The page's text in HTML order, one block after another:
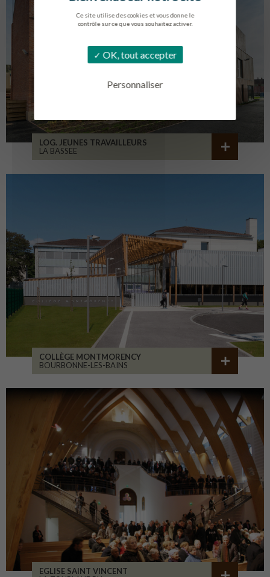
Ce site utilise des cookies et vous donne le
contrôle sur ce que vous souhaitez activer.
OK, tout accepter
Personnaliser
LOG. JEUNES TRAVAILLEURS
LA BASSEE
COLLÈGE MONTMORENCY
BOURBONNE-LES-BAINS
EGLISE SAINT VINCENT